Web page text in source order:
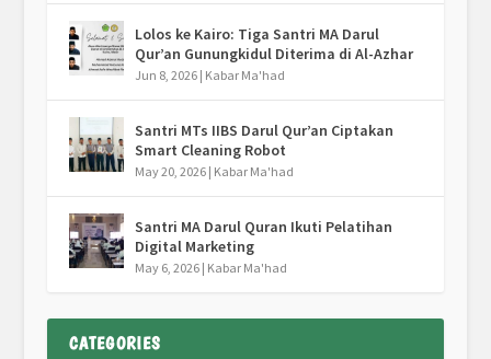
Lolos ke Kairo: Tiga Santri MA Darul
Qur’an Gunungkidul Diterima di Al-Azhar
Jun 8, 2026| Kabar Ma'had
Santri MTs IIBS Darul Qur’an Ciptakan
Smart Cleaning Robot
May 20, 2026| Kabar Ma'had
Santri MA Darul Quran Ikuti Pelatihan
Digital Marketing
May 6, 2026| Kabar Ma'had
CATEGORIES